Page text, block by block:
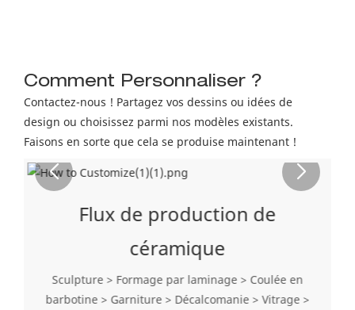
Comment Personnaliser ?
Contactez-nous ! Partagez vos dessins ou idées de
design ou choisissez parmi nos modèles existants.
Faisons en sorte que cela se produise maintenant !
Flux de production de
céramique
Sculpture > Formage par laminage > Coulée en
barbotine > Garniture > Décalcomanie > Vitrage >